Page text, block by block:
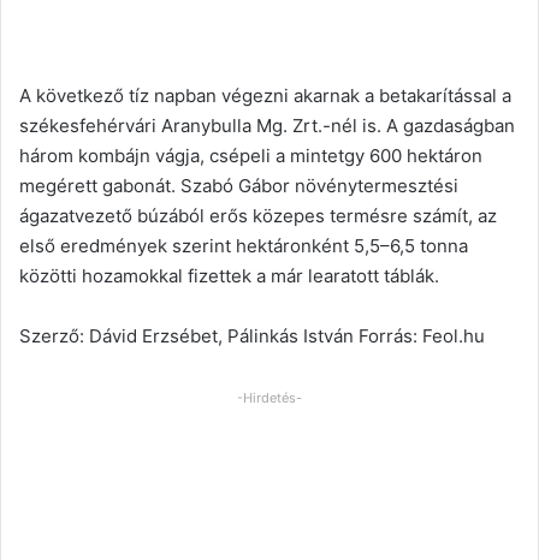
A következő tíz napban végezni akarnak a betakarítással a
székesfehérvári Aranybulla Mg. Zrt.-nél is. A gazdaságban
három kombájn vágja, csépeli a mintetgy 600 hektáron
megérett gabonát. Szabó Gábor növénytermesztési
ágazatvezető búzából erős közepes termésre számít, az
első eredmények szerint hektáronként 5,5–6,5 tonna
közötti hozamokkal fizettek a már learatott táblák.
Szerző: Dávid Erzsébet, Pálinkás István Forrás: Feol.hu
-Hirdetés-